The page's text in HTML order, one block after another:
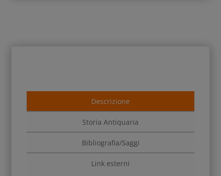
Descrizione
Storia Antiquaria
Bibliografia/Saggi
Link esterni